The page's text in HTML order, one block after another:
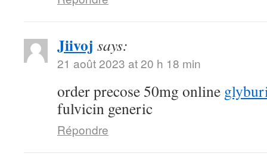
Jiivoj says:
21 août 2023 at 20 h 18 min
order precose 50mg online
fulvicin generic
Répondre